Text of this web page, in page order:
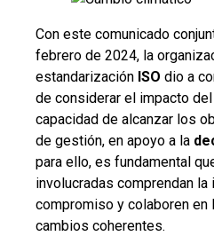
Con este comunicado
febrero de 2024, la
estandarización ISO dio a
de considerar el impacto del
capacidad de alcanzar los
de gestión, en apoyo a la
para ello, es fundamental
involucradas comprendan
compromiso y colaboren en
cambios coherentes.